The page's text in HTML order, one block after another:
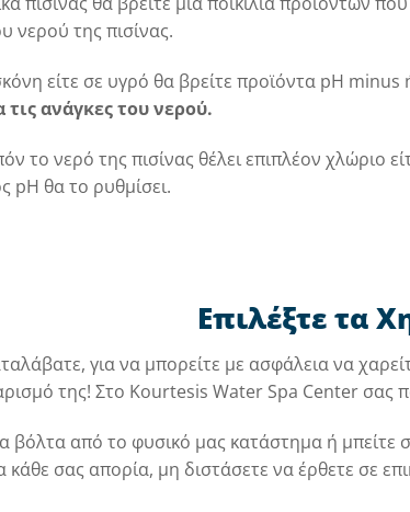
νερού της πισίνας.
είτε σε υγρό θα βρείτε προϊόντα pH minus
τις ανάγκες του νερού.
το νερό της πισίνας θέλει επιπλέον χλώριο
pH θα το ρυθμίσει.
Επιλέξτε τα
για να μπορείτε με ασφάλεια να
της! Στο Kourtesis Water Spa Center σας
βόλτα από το φυσικό μας κατάστημα ή μπείτε
κάθε σας απορία, μη διστάσετε να έρθετε σε